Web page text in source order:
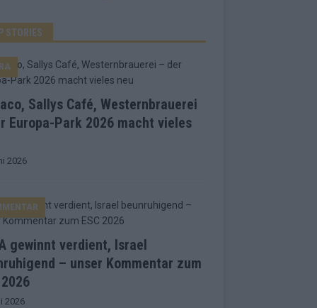
STORIES
Sallys Café, Westernbrauerei
Europa-Park 2026 macht vieles
2026
gewinnt verdient, Israel
– unser Kommentar zum
2026
2026